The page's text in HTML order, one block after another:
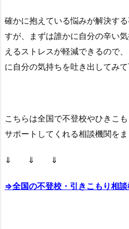
確かに抱えている悩みが解決す
すが、まずは誰かに自分の辛い
えるストレスが軽減できるので
に自分の気持ちを吐き出してみて
こちらは全国で不登校やひきこ
サポートしてくれる相談機関をま
⇓ ⇓ ⇓
⇒全国の不登校・引きこもり相談